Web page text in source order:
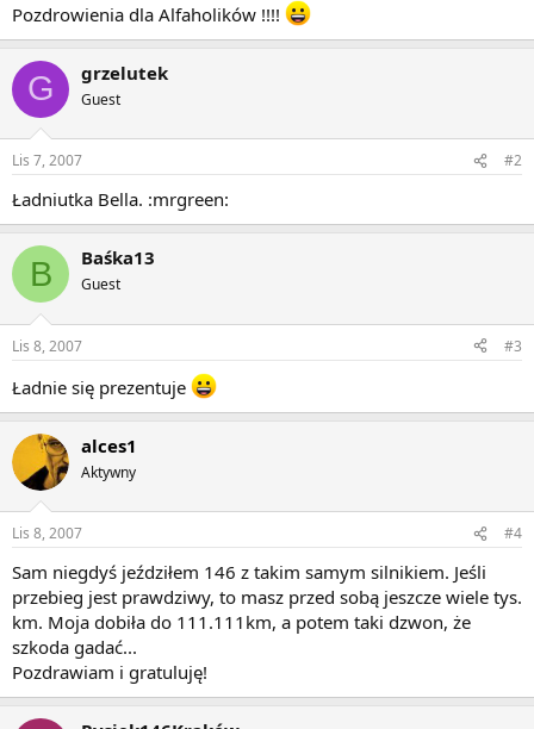
Pozdrowienia dla Alfaholików !!!!
G grzelutek
Guest
Lis 7, 2007 #2
Ładniutka Bella. :mrgreen:
B Baśka13
Guest
Lis 8, 2007 #3
Ładnie się prezentuje
alces1
Aktywny
Lis 8, 2007 #4
Sam niegdyś jeździłem 146 z takim samym silnikiem. Jeśli
przebieg jest prawdziwy, to masz przed sobą jeszcze wiele tys.
km. Moja dobiła do 111.111km, a potem taki dzwon, że
szkoda gadać...
Pozdrawiam i gratuluję!